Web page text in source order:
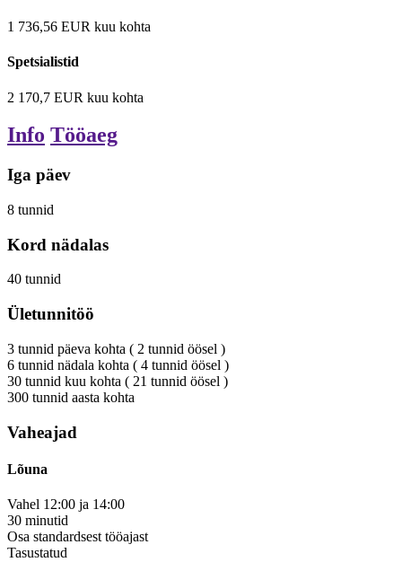
1 736,56 EUR kuu kohta
Spetsialistid
2 170,7 EUR kuu kohta
Info Tööaeg
Iga päev
8 tunnid
Kord nädalas
40 tunnid
Ületunnitöö
3 tunnid päeva kohta ( 2 tunnid öösel )
6 tunnid nädala kohta ( 4 tunnid öösel )
30 tunnid kuu kohta ( 21 tunnid öösel )
300 tunnid aasta kohta
Vaheajad
Lõuna
Vahel 12:00 ja 14:00
30 minutid
Osa standardsest tööajast
Tasustatud